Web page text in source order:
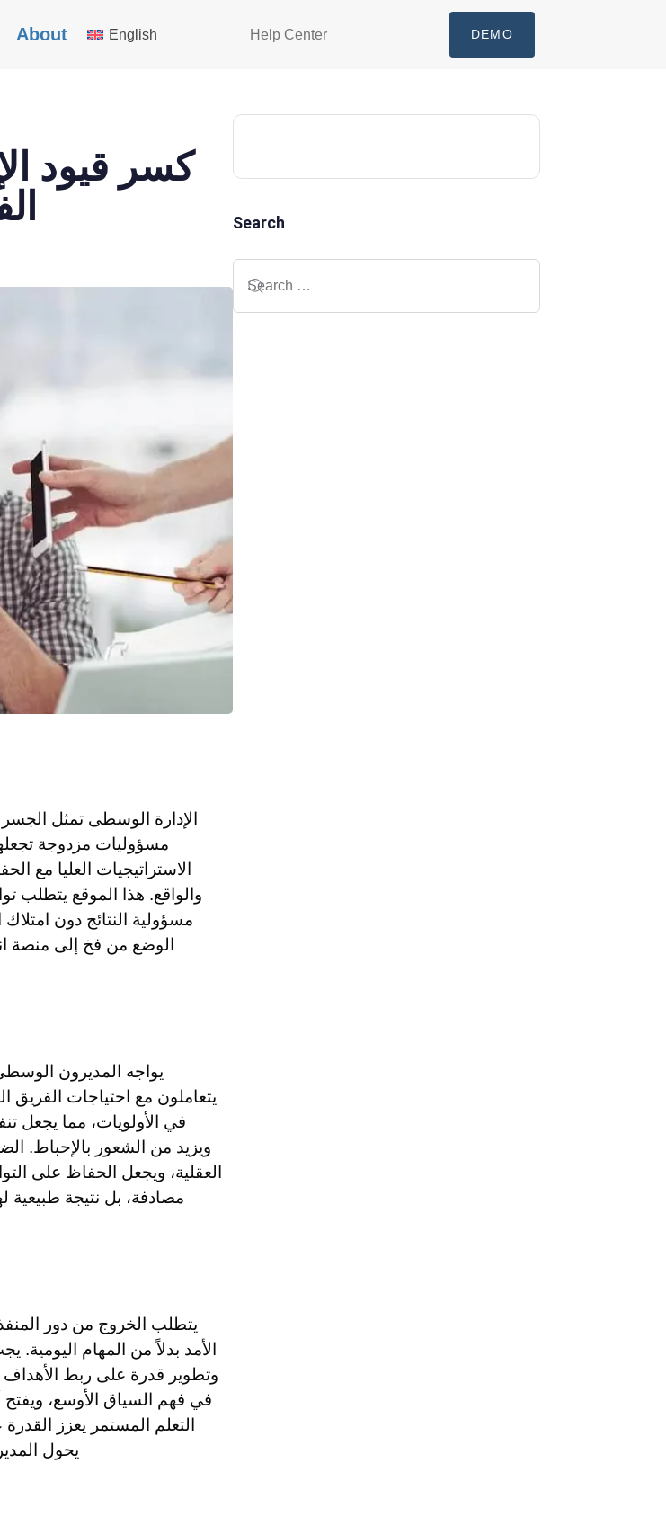
About English Help Center DEMO
كسر قيود
الإدارة الوسطى تمثل الجسر
مسؤوليات مزدوجة
الاستراتيجيات العليا مع
والواقع. هذا الموقع يتطلب
مسؤولية النتائج دون
الوضع من فخ إلى منصة
يواجه المديرون
يتعاملون مع احتياجات الفريق
في الأولويات، مما يجعل
ويزيد من الشعور بالإحباط.
العقلية، ويجعل الحفاظ على
مصادفة، بل نتيجة
يتطلب الخروج من دور المنفذ
الأمد بدلاً من المهام
وتطوير قدرة على ربط الأهداف
في فهم السياق الأوسع، ويفتح
التعلم المستمر يعزز
يحول
Search